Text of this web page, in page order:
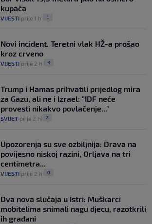
kupača
VIJESTI prije 1 h 1
Novi incident. Teretni vlak HŽ-a prošao
kroz crveno
VIJESTI prije 2 h 3
Trump i Hamas prihvatili prijedlog mira
za Gazu, ali ne i Izrael: "IDF neće
provesti nikakvo povlačenje..."
SVIJET prije 2 h 2
Upozorenja su sve ozbiljnija: Drava na
povijesno niskoj razini, Orljava na tri
centimetra...
VIJESTI prije 2 h 0
Dva nova slučaja u Istri: Muškarci
mobitelima snimali nagu djecu, razotkrili
ih građani